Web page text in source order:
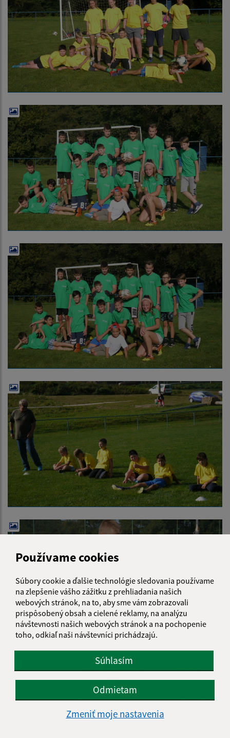
Používame cookies
Súbory cookie a ďalšie technológie sledovania používame
na zlepšenie vášho zážitku z prehliadania našich
webových stránok, na to, aby sme vám zobrazovali
prispôsobený obsah a cielené reklamy, na analýzu
návštevnosti našich webových stránok a na pochopenie
toho, odkiaľ naši návštevníci prichádzajú.
Súhlasím
Odmietam
Zmeniť moje nastavenia